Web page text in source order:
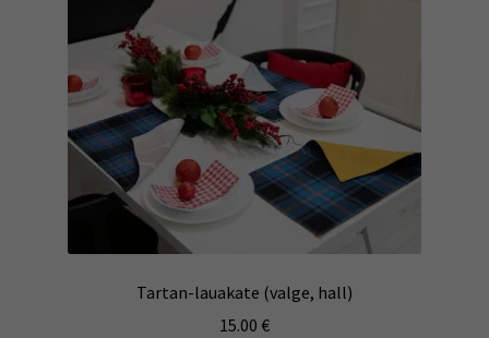
Tartan-lauakate (valge, hall)
15.00 €